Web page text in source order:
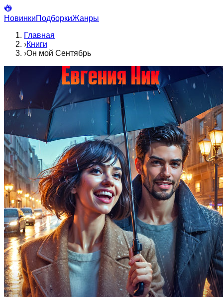
НовинкиПодборкиЖанры
Главная
›Книги
›Он мой Сентябрь